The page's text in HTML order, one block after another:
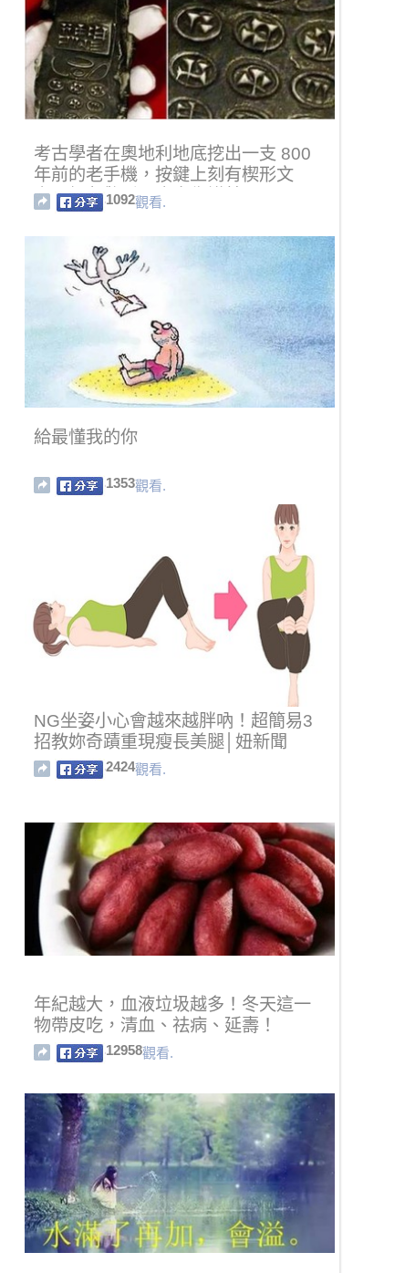
考古學者在奧地利地底挖出一支 800
年前的老手機，按鍵上刻有楔形文
字，網友驚呼：也太像諾基亞 3310！
1092觀看.
給最懂我的你
1353觀看.
NG坐姿小心會越來越胖吶！超簡易3
招教妳奇蹟重現瘦長美腿│妞新聞
2424觀看.
年紀越大，血液垃圾越多！冬天這一
物帶皮吃，清血、祛病、延壽！
12958觀看.